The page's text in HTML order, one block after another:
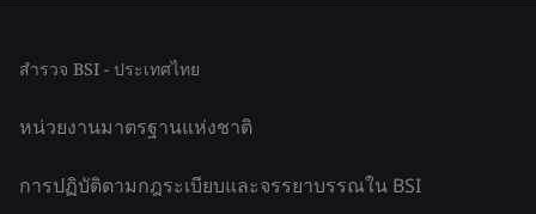
สำรวจ BSI - ประเทศไทย
หน่วยงานมาตรฐานแห่งชาติ
การปฏิบัติตามกฎระเบียบและจรรยาบรรณใน BSI